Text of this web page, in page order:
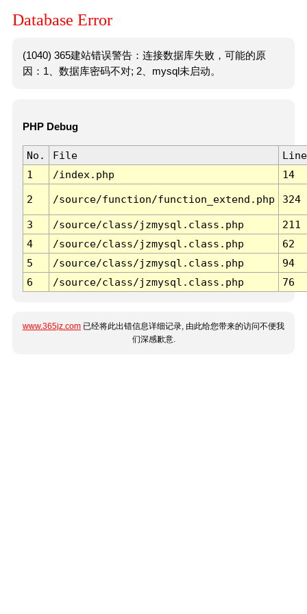
Database Error
(1040) 365建站错误警告：连接数据库失败，可能的原
因：1、数据库密码不对; 2、mysql未启动。
PHP Debug
No. File
Line
1
/index.php 14
2 /source/function/function_extend.php 324
3 /source/class/jzmysql.class.php
211
4
/source/class/jzmysql.class.php
62
5
/source/class/jzmysql.class.php
94
6
/source/class/jzmysql.class.php 76
www.365jz.com 已经将此出错信息详细记录, 由此给您带来的访问不便我
们深感歉意.